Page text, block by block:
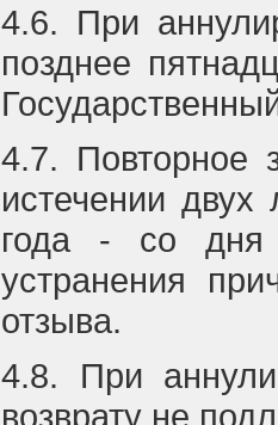
4.6. При
позднее
4.7. Повторное
истечении
года - со дня
устранения
отзыва.
4.8. При
возврату не